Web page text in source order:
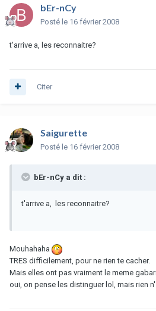
bEr-nCy
Posté le 16 février 2008
t'arrive a, les reconnaitre?
Citer
Saigurette
Posté le 16 février 2008
bEr-nCy a dit :
t'arrive a, les reconnaitre?
Mouhahaha
TRES difficilement, pour ne rien te cacher.
Mais elles ont pas vraiment le meme
oui, on pense les distinguer lol, mais rien